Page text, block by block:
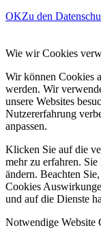
OKZu den
Wie wir Cookies
Wir können Cookies
werden. Wir
unsere Websites
Nutzererfahrung
anpassen.
Klicken Sie auf die
mehr zu erfahren.
ändern. Beachten
Cookies
und auf die Dienste
Notwendige Website